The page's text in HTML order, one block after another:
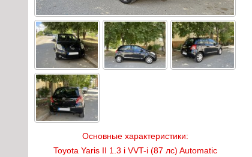
Основные характеристики:
Toyota Yaris II 1.3 i VVT-i (87 лс) Automatic